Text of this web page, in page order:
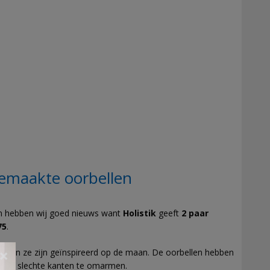
oorbellen
hebben wij goed nieuws want Holistik geeft 2 paar
.
en ze zijn geïnspireerd op de maan. De oorbellen hebben
en slechte kanten te omarmen.
×